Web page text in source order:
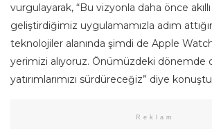
vurgulayarak, “Bu vizyonla daha önce
geliştirdiğimiz uygulamamızla adım
teknolojiler alanında şimdi de Apple
yerimizi alıyoruz. Önümüzdeki dönemde
yatırımlarımızı sürdüreceğiz” diye
Reklam